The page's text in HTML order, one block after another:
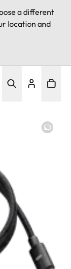
a different
location and